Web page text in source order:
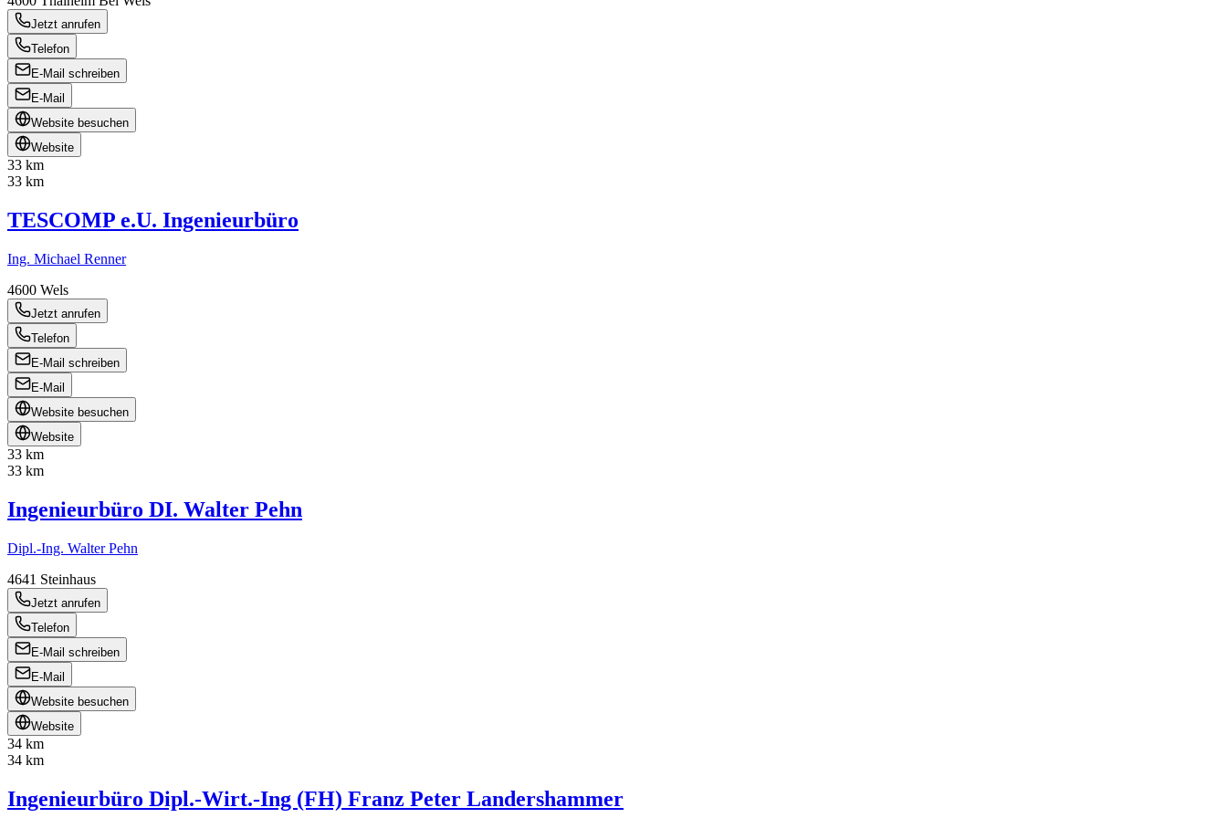
Jetzt anrufen
Telefon
E-Mail schreiben
E-Mail
Website besuchen
Website
33 km
33 km
TESCOMP e.U. Ingenieurbüro
Ing. Michael Renner
4600 Wels
Jetzt anrufen
Telefon
E-Mail schreiben
E-Mail
Website besuchen
Website
33 km
33 km
Ingenieurbüro DI. Walter Pehn
Dipl.-Ing. Walter Pehn
4641 Steinhaus
Jetzt anrufen
Telefon
E-Mail schreiben
E-Mail
Website besuchen
Website
34 km
34 km
Ingenieurbüro Dipl.-Wirt.-Ing (FH) Franz Peter Landershammer